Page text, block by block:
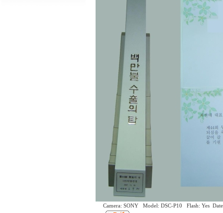
Camera: SONY Model: DSC-P10 Flash: Yes